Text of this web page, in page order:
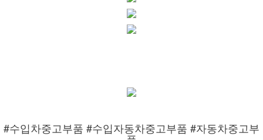
#수입차중고부품 #수입자동차중고부품 #자동차중고부